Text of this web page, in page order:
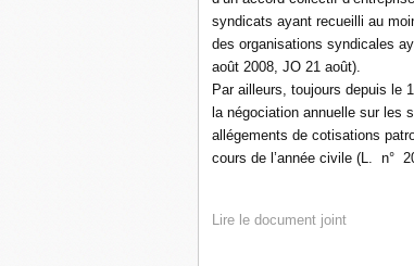
syndicats ayant recueilli au
des organisations syndicales
août 2008, JO 21 août).
Par ailleurs, toujours depuis le
la négociation annuelle sur les
allégements de cotisations
cours de l’année civile (L. n°
Lire le document joint